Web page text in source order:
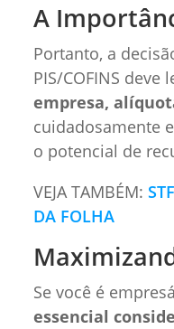
A
Portanto, a
PIS/COFINS
empresa,
cuidadosamente
o potencial de
VEJA TAMBÉM:
DA FOLHA
Se você é
essencial